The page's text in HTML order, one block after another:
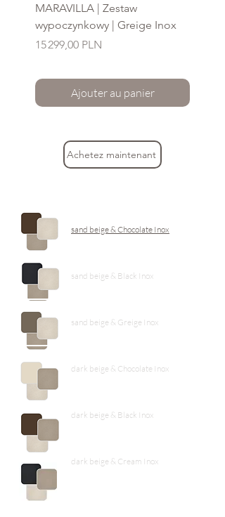
MARAVILLA | Zestaw
wypoczynkowy | Greige Inox
Prix
15 299,00 PLN
Ajouter au panier
Achetez maintenant
sand beige & Chocolate Inox
sand beige & Black Inox
sand beige & Greige Inox
dark beige & Chocolate Inox
dark beige & Black Inox
dark beige & Cream Inox